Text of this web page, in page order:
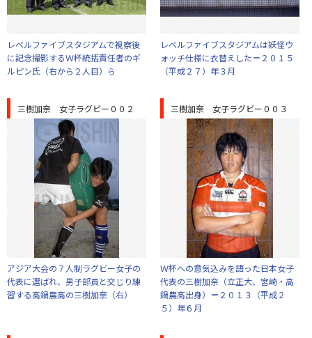
レベルファイブスタジアムで視察後
に記念撮影するＷ杯統括責任者のギ
ルピン氏（右から２人目）ら
レベルファイブスタジアムは妖怪ウ
ォッチ仕様に衣替えした＝２０１５
（平成２７）年３月
三樹加奈 女子ラグビー００２
アジア大会の７人制ラグビー女子の
代表に選ばれ、男子部員と交じり練
習する高鍋農高の三樹加奈（右）
三樹加奈 女子ラグビー００３
Ｗ杯への意気込みを語った日本女子
代表の三樹加奈（立正大、宮崎・高
鍋農高出身）＝２０１３（平成２
５）年６月